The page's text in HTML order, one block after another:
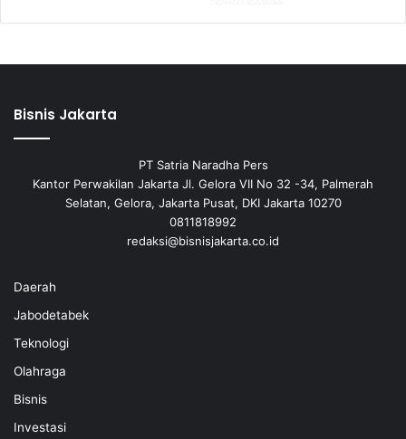
Bisnis Jakarta
PT Satria Naradha Pers
Kantor Perwakilan Jakarta Jl. Gelora VII No 32 -34, Palmerah
Selatan, Gelora, Jakarta Pusat, DKI Jakarta 10270
0811818992
redaksi@bisnisjakarta.co.id
Daerah
Jabodetabek
Teknologi
Olahraga
Bisnis
Investasi